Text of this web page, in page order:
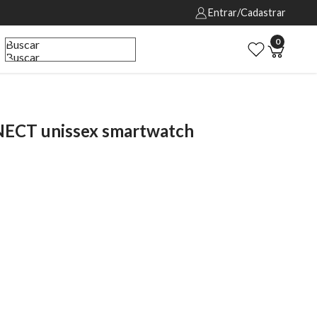
Entrar/Cadastrar
Buscar
Buscar
0
unissex smartwatch